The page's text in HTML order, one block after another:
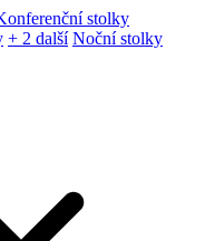
stolky
+ 2 další Noční stolky